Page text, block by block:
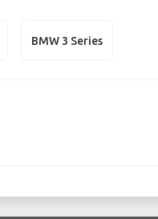
BMW 3 Series